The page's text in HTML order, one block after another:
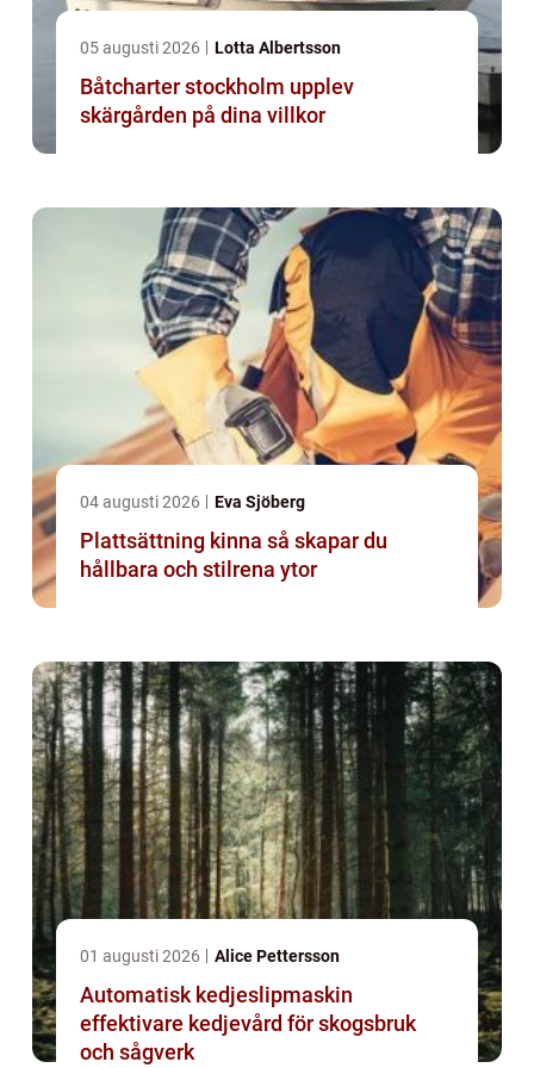
05 augusti 2026 Lotta Albertsson
Båtcharter stockholm upplev
skärgården på dina villkor
04 augusti 2026 Eva Sjöberg
Plattsättning kinna så skapar du
hållbara och stilrena ytor
01 augusti 2026 Alice Pettersson
Automatisk kedjeslipmaskin
effektivare kedjevård för skogsbruk
och sågverk